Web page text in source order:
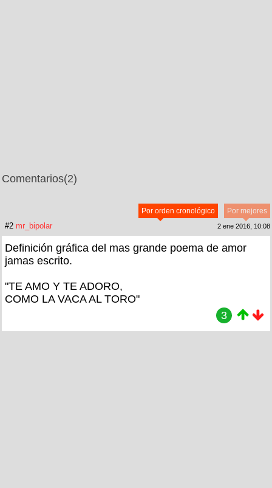
Comentarios(2)
Por mejores
Por orden cronológico
#2 mr_bipolar 2 ene 2016, 10:08
Definición gráfica del mas grande poema de amor
jamas escrito.
"TE AMO Y TE ADORO,
COMO LA VACA AL TORO"
3